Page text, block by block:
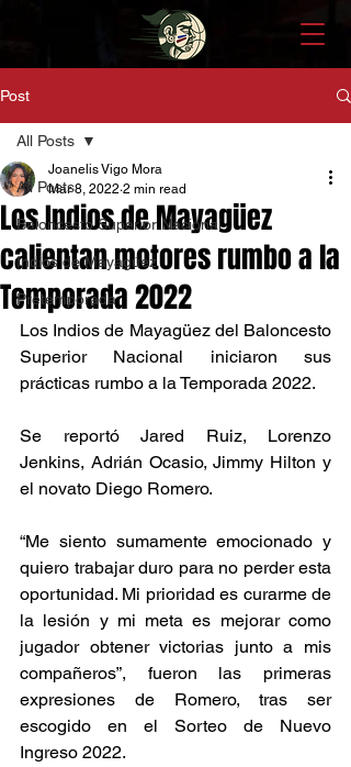
Post
All Posts
Baloncesto Superior Nacional
Indios de Mayagüez
Pretemporada
All Posts
Los Indios de Mayagüez
calientan motores rumbo a la
Temporada 2022
Joanelis Vigo Mora
Mar 8, 2022 2 min read
Los Indios de Mayagüez del Baloncesto
Superior Nacional iniciaron sus
prácticas rumbo a la Temporada 2022.
Se reportó Jared Ruiz, Lorenzo
Jenkins, Adrián Ocasio, Jimmy Hilton y
el novato Diego Romero.
“Me siento sumamente emocionado y
quiero trabajar duro para no perder esta
oportunidad. Mi prioridad es curarme de
la lesión y mi meta es mejorar como
jugador obtener victorias junto a mis
compañeros”, fueron las primeras
expresiones de Romero, tras ser
escogido en el Sorteo de Nuevo
Ingreso 2022.